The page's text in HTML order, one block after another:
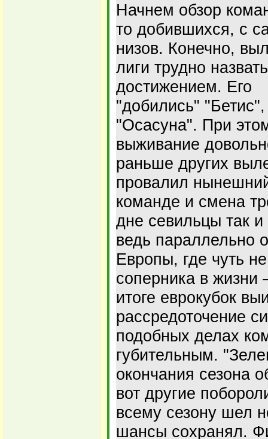
Начнем обзор
то добившихся, с
низов. Конечно,
лиги трудно назвать
достижением. Его
"добились"
"Осасуна". При
выживание
раньше других
провалил
команде и смена
дне севильцы так
ведь параллельно
Европы, где чуть
соперника в жизни
итоге еврокубок
рассредоточение
подобных делах
губительным.
окончания сезона
вот другие
всему сезону шел
шансы сохранял.